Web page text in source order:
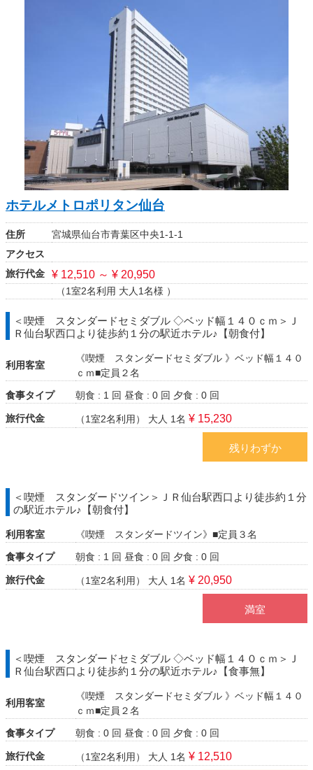
ホテルメトロポリタン仙台
住所
宮城県仙台市青葉区中央1-1-1
アクセス
旅行代金
¥ 12,510 ～ ¥ 20,950
（1室2名利用 大人1名様 ）
＜喫煙 スタンダードセミダブル ◇ベッド幅１４０ｃｍ＞Ｊ
Ｒ仙台駅西口より徒歩約１分の駅近ホテル♪【朝食付】
利用客室
《喫煙 スタンダードセミダブル 》ベッド幅１４０
ｃｍ■定員２名
食事タイプ
朝食 : 1 回 昼食 : 0 回 夕食 : 0 回
旅行代金 （1室2名利用） 大人 1名 ¥ 15,230
残りわずか
＜喫煙 スタンダードツイン＞ＪＲ仙台駅西口より徒歩約１分
の駅近ホテル♪【朝食付】
利用客室
《喫煙 スタンダードツイン》■定員３名
食事タイプ
朝食 : 1 回 昼食 : 0 回 夕食 : 0 回
旅行代金 （1室2名利用） 大人 1名 ¥ 20,950
満室
＜喫煙 スタンダードセミダブル ◇ベッド幅１４０ｃｍ＞Ｊ
Ｒ仙台駅西口より徒歩約１分の駅近ホテル♪【食事無】
利用客室
《喫煙 スタンダードセミダブル 》ベッド幅１４０
ｃｍ■定員２名
食事タイプ
朝食 : 0 回 昼食 : 0 回 夕食 : 0 回
旅行代金 （1室2名利用） 大人 1名 ¥ 12,510